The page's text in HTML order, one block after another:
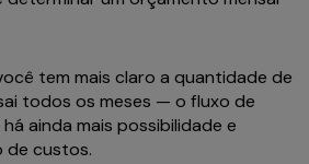
tem mais claro a quantidade de
todos os meses — o fluxo de
ainda mais possibilidade e
de custos.